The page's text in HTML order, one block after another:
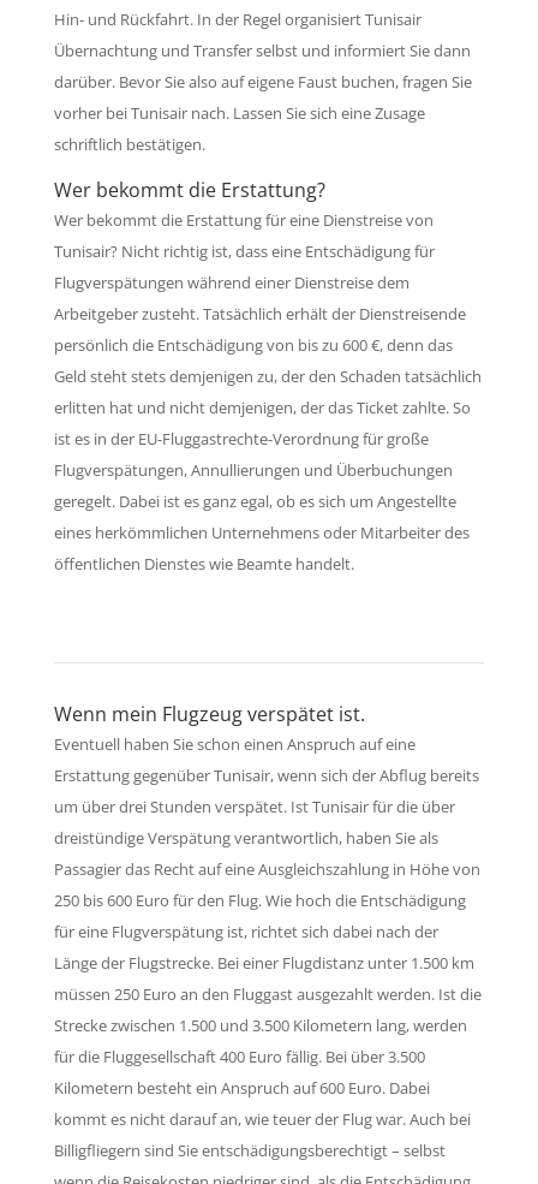
Hin- und Rückfahrt. In der Regel organisiert Tunisair
Übernachtung und Transfer selbst und informiert Sie dann
darüber. Bevor Sie also auf eigene Faust buchen, fragen Sie
vorher bei Tunisair nach. Lassen Sie sich eine Zusage
schriftlich bestätigen.
Wer bekommt die Erstattung?
Wer bekommt die Erstattung für eine Dienstreise von
Tunisair? Nicht richtig ist, dass eine Entschädigung für
Flugverspätungen während einer Dienstreise dem
Arbeitgeber zusteht. Tatsächlich erhält der Dienstreisende
persönlich die Entschädigung von bis zu 600 €, denn das
Geld steht stets demjenigen zu, der den Schaden tatsächlich
erlitten hat und nicht demjenigen, der das Ticket zahlte. So
ist es in der EU-Fluggastrechte-Verordnung für große
Flugverspätungen, Annullierungen und Überbuchungen
geregelt. Dabei ist es ganz egal, ob es sich um Angestellte
eines herkömmlichen Unternehmens oder Mitarbeiter des
öffentlichen Dienstes wie Beamte handelt.
Wenn mein Flugzeug verspätet ist.
Eventuell haben Sie schon einen Anspruch auf eine
Erstattung gegenüber Tunisair, wenn sich der Abflug bereits
um über drei Stunden verspätet. Ist Tunisair für die über
dreistündige Verspätung verantwortlich, haben Sie als
Passagier das Recht auf eine Ausgleichszahlung in Höhe von
250 bis 600 Euro für den Flug. Wie hoch die Entschädigung
für eine Flugverspätung ist, richtet sich dabei nach der
Länge der Flugstrecke. Bei einer Flugdistanz unter 1.500 km
müssen 250 Euro an den Fluggast ausgezahlt werden. Ist die
Strecke zwischen 1.500 und 3.500 Kilometern lang, werden
für die Fluggesellschaft 400 Euro fällig. Bei über 3.500
Kilometern besteht ein Anspruch auf 600 Euro. Dabei
kommt es nicht darauf an, wie teuer der Flug war. Auch bei
Billigfliegern sind Sie entschädigungsberechtigt – selbst